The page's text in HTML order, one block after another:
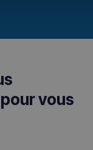
vous